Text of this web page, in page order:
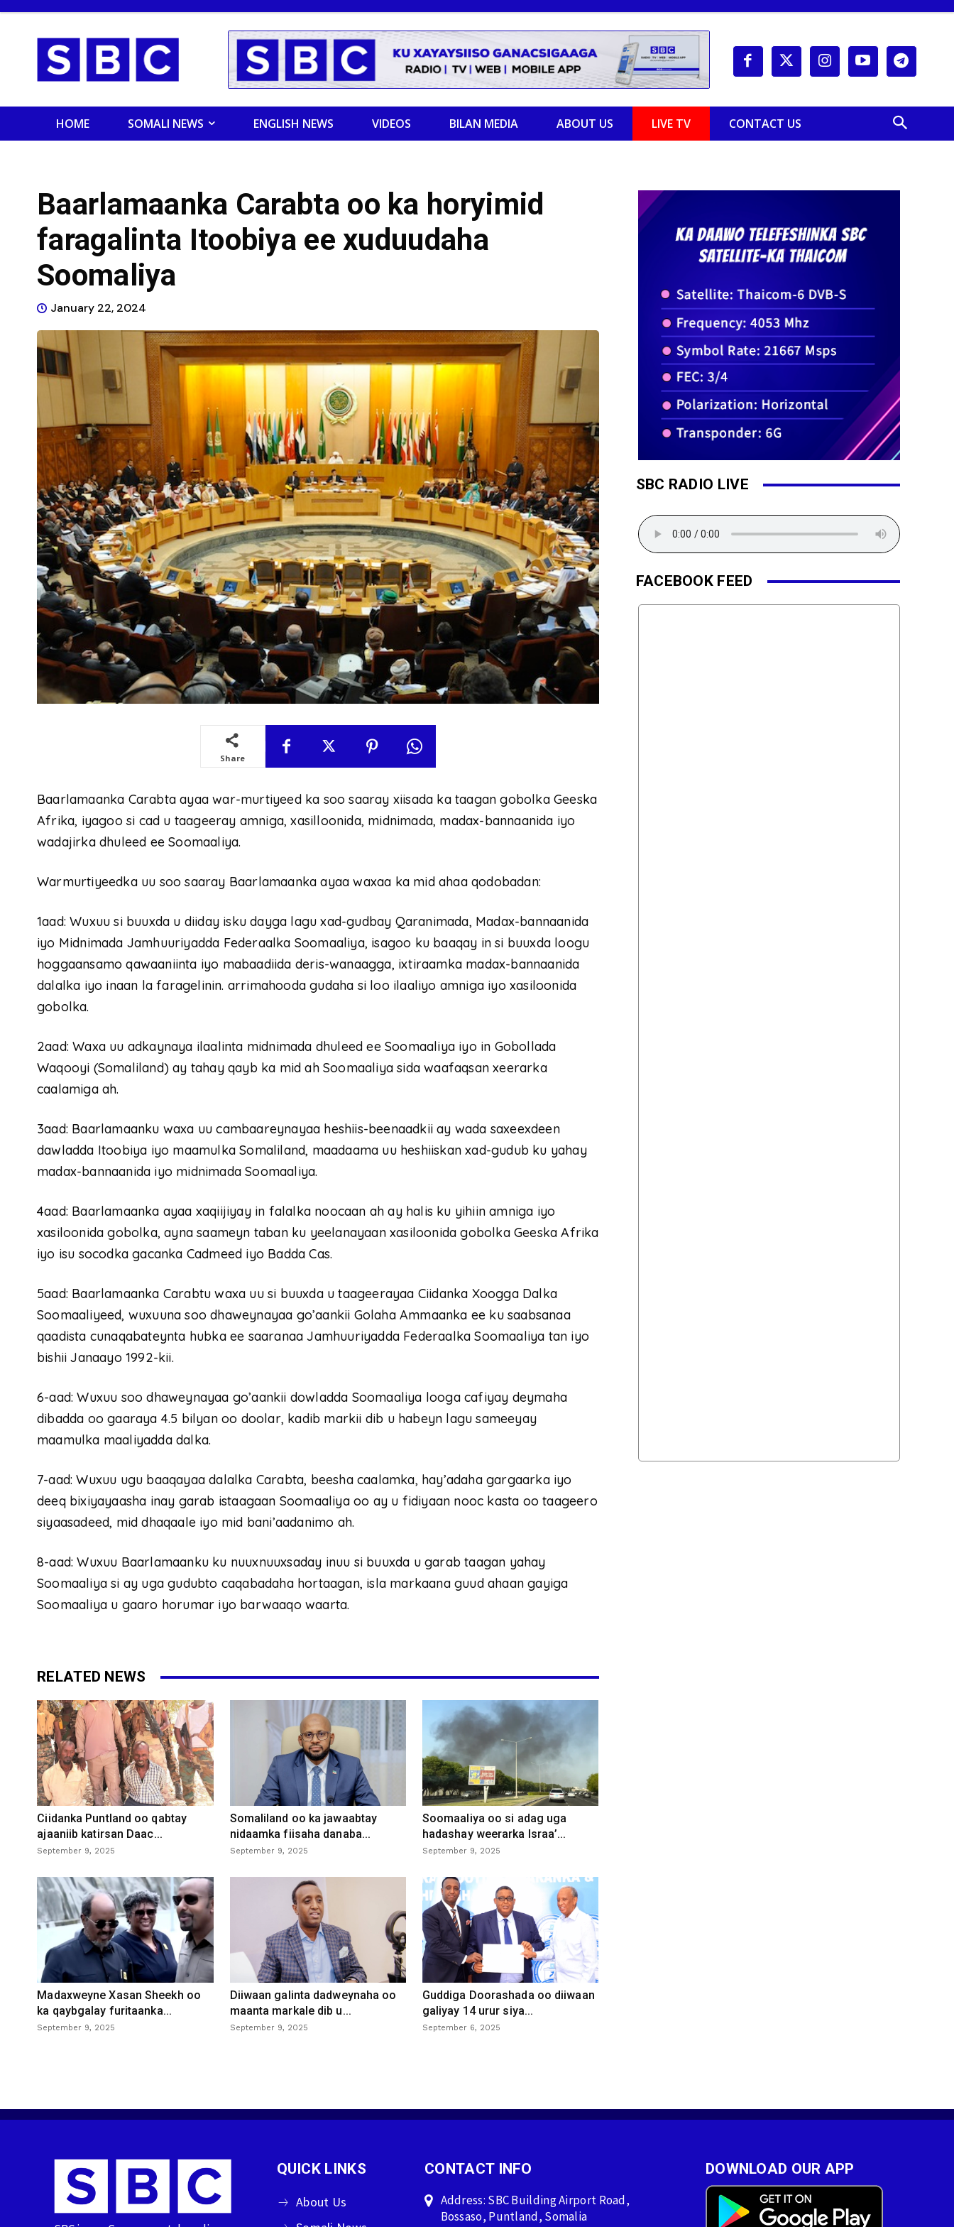
HOME SOMALI NEWS ENGLISH NEWS VIDEOS BILAN MEDIA ABOUT US LIVE TV CONTACT US
Baarlamaanka Carabta oo ka horyimid
faragalinta Itoobiya ee xuduudaha
Soomaliya
January 22, 2024
Share
Baarlamaanka Carabta ayaa war-murtiyeed ka soo saaray xiisada ka taagan gobolka Geeska
Afrika, iyagoo si cad u taageeray amniga, xasilloonida, midnimada, madax-bannaanida iyo
wadajirka dhuleed ee Soomaaliya.
Warmurtiyeedka uu soo saaray Baarlamaanka ayaa waxaa ka mid ahaa qodobadan:
1aad: Wuxuu si buuxda u diiday isku dayga lagu xad-gudbay Qaranimada, Madax-bannaanida
iyo Midnimada Jamhuuriyadda Federaalka Soomaaliya, isagoo ku baaqay in si buuxda loogu
hoggaansamo qawaaniinta iyo mabaadiida deris-wanaagga, ixtiraamka madax-bannaanida
dalalka iyo inaan la faragelinin. arrimahooda gudaha si loo ilaaliyo amniga iyo xasiloonida
gobolka.
2aad: Waxa uu adkaynaya ilaalinta midnimada dhuleed ee Soomaaliya iyo in Gobollada
Waqooyi (Somaliland) ay tahay qayb ka mid ah Soomaaliya sida waafaqsan xeerarka
caalamiga ah.
3aad: Baarlamaanku waxa uu cambaareynayaa heshiis-beenaadkii ay wada saxeexdeen
dawladda Itoobiya iyo maamulka Somaliland, maadaama uu heshiiskan xad-gudub ku yahay
madax-bannaanida iyo midnimada Soomaaliya.
4aad: Baarlamaanka ayaa xaqiijiyay in falalka noocaan ah ay halis ku yihiin amniga iyo
xasiloonida gobolka, ayna saameyn taban ku yeelanayaan xasiloonida gobolka Geeska Afrika
iyo isu socodka gacanka Cadmeed iyo Badda Cas.
5aad: Baarlamaanka Carabtu waxa uu si buuxda u taageerayaa Ciidanka Xoogga Dalka
Soomaaliyeed, wuxuuna soo dhaweynayaa go’aankii Golaha Ammaanka ee ku saabsanaa
qaadista cunaqabateynta hubka ee saaranaa Jamhuuriyadda Federaalka Soomaaliya tan iyo
bishii Janaayo 1992-kii.
6-aad: Wuxuu soo dhaweynayaa go’aankii dowladda Soomaaliya looga cafiyay deymaha
dibadda oo gaaraya 4.5 bilyan oo doolar, kadib markii dib u habeyn lagu sameeyay
maamulka maaliyadda dalka.
7-aad: Wuxuu ugu baaqayaa dalalka Carabta, beesha caalamka, hay’adaha gargaarka iyo
deeq bixiyayaasha inay garab istaagaan Soomaaliya oo ay u fidiyaan nooc kasta oo taageero
siyaasadeed, mid dhaqaale iyo mid bani’aadanimo ah.
8-aad: Wuxuu Baarlamaanku ku nuuxnuuxsaday inuu si buuxda u garab taagan yahay
Soomaaliya si ay uga gudubto caqabadaha hortaagan, isla markaana guud ahaan gayiga
Soomaaliya u gaaro horumar iyo barwaaqo waarta.
RELATED NEWS
Ciidanka Puntland oo qabtay
ajaaniib katirsan Daac...
September 9, 2025
Somaliland oo ka jawaabtay
nidaamka fiisaha danaba...
September 9, 2025
Soomaaliya oo si adag uga
hadashay weerarka Israa’...
September 9, 2025
Madaxweyne Xasan Sheekh oo
ka qaybgalay furitaanka...
September 9, 2025
Diiwaan galinta dadweynaha oo
maanta markale dib u...
September 9, 2025
Guddiga Doorashada oo diiwaan
galiyay 14 urur siya...
September 6, 2025
SBC RADIO LIVE
FACEBOOK FEED
QUICK LINKS
About Us
CONTACT INFO
Address: SBC Building Airport Road,
Bossaso, Puntland, Somalia
DOWNLOAD OUR APP